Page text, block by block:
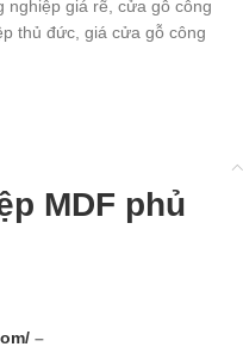
nghiệp giá rẽ cửa gỗ công
thủ đức giá cửa gỗ công
MDF phủ
–